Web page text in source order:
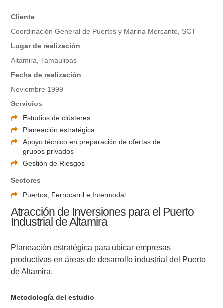
Cliente
Coordinación General de Puertos y Marina Mercante, SCT
Lugar de realización
Altamira, Tamaulipas
Fecha de realización
Noviembre 1999
Servicios
Estudios de clústeres
Planeación estratégica
Apoyo técnico en preparación de ofertas de
grupos privados
Gestión de Riesgos
Sectores
Puertos, Ferrocarril e Intermodal...
Atracción de Inversiones para el Puerto
Industrial de Altamira
Planeación estratégica para ubicar empresas
productivas en áreas de desarrollo industrial del Puerto
de Altamira.
Metodología del estudio